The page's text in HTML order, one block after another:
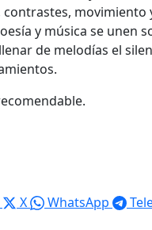
movimiento
y música se unen
de melodías el
X WhatsApp